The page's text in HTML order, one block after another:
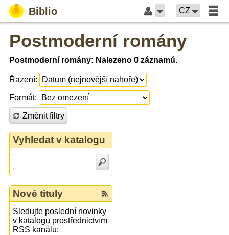
Biblio CZ
Postmoderní romány
Postmoderní romány: Nalezeno 0 záznamů.
Řazení:
Formát:
Změnit filtry
Vyhledat v katalogu
Nové tituly
Sledujte poslední novinky
v katalogu prostřednictvím
RSS kanálu: